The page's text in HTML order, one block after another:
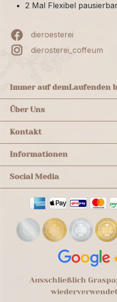
2 Mal Flexibel
dieroesterei
dierosterei_coffeum
Immer auf demLaufenden
Über Uns
Kontakt
Informationen
Social Media
Ausschließlich